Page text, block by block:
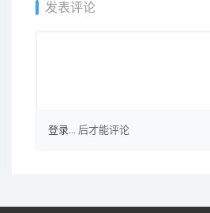
发表评论
登录... 后才能评论